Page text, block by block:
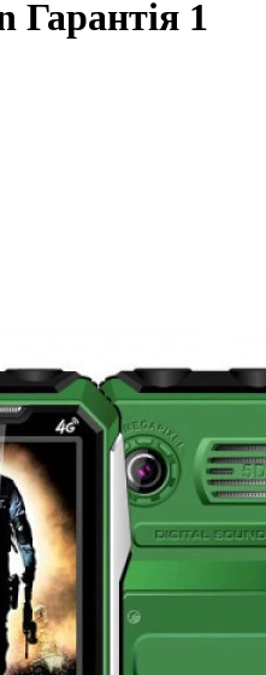
Гарантія 1